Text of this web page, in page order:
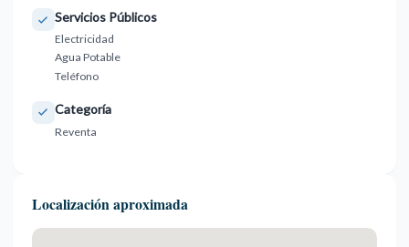
Servicios Públicos
Electricidad
Agua Potable
Teléfono
Categoría
Reventa
Localización aproximada